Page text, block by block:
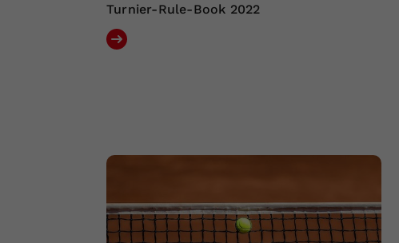
Turnier-Rule-Book 2022